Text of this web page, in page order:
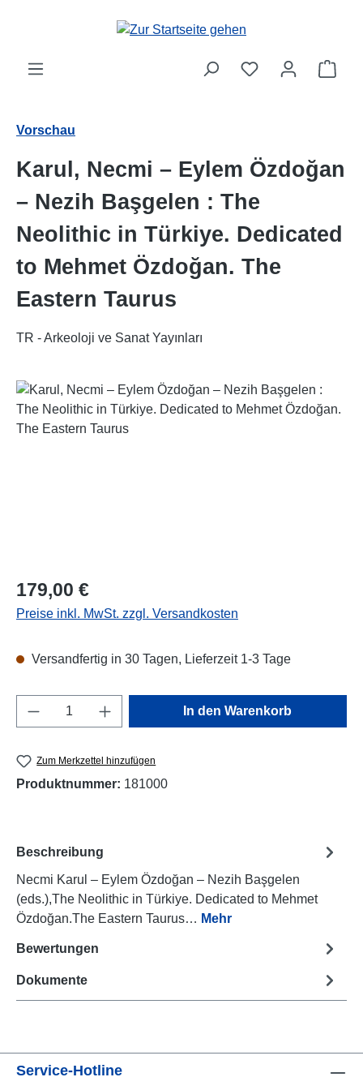
Zum Hauptinhalt springen
Vorschau
Karul, Necmi – Eylem Özdoğan
– Nezih Başgelen : The
Neolithic in Türkiye. Dedicated
to Mehmet Özdoğan. The
Eastern Taurus
TR - Arkeoloji ve Sanat Yayınları
Bildergalerie überspringen
Regulärer Preis:
179,00 €
Preise inkl. MwSt. zzgl. Versandkosten
Versandfertig in 30 Tagen, Lieferzeit 1-3 Tage
Produkt Anzahl: Gib den gewünschten
In den Warenkorb
Zum Merkzettel hinzufügen
Produktnummer: 181000
Beschreibung
Necmi Karul – Eylem Özdoğan – Nezih Başgelen
(eds.),The Neolithic in Türkiye. Dedicated to Mehmet
Özdoğan.The Eastern Taurus… Mehr
Bewertungen
Dokumente
Service-Hotline